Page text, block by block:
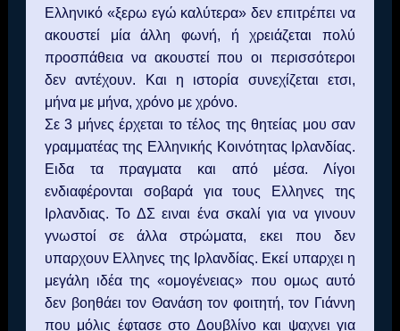
Ελληνικό «ξερω εγώ καλύτερα» δεν επιτρέπει να
ακουστεί μία άλλη φωνή, ή χρειάζεται πολύ
προσπάθεια να ακουστεί που οι περισσότεροι
δεν αντέχουν. Και η ιστορία συνεχίζεται ετσι,
μήνα με μήνα, χρόνο με χρόνο.
Σε 3 μήνες έρχεται το τέλος της θητείας μου σαν
γραμματέας της Ελληνικής Κοινότητας Ιρλανδίας.
Ειδα τα πραγματα και από μέσα. Λίγοι
ενδιαφέρονται σοβαρά για τους Ελληνες της
Ιρλανδιας. Το ΔΣ ειναι ένα σκαλί για να γινουν
γνωστοί σε άλλα στρώματα, εκει που δεν
υπαρχουν Ελληνες της Ιρλανδίας. Εκεί υπαρχει η
μεγάλη ιδέα της «ομογένειας» που ομως αυτό
δεν βοηθάει τον Θανάση τον φοιτητή, τον Γιάννη
που μόλις έφτασε στο Δουβλίνο και ψαχνει για